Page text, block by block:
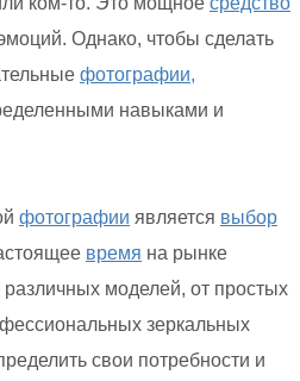
Однако, чтобы сделать
фотографии,
навыками и
фотографии является выбор
время на рынке
моделей, от простых
зеркальных
свои потребности и